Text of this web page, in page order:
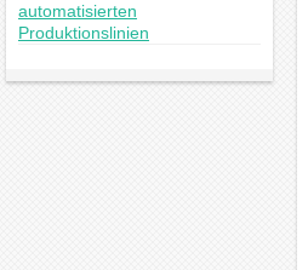
automatisierten
Produktionslinien